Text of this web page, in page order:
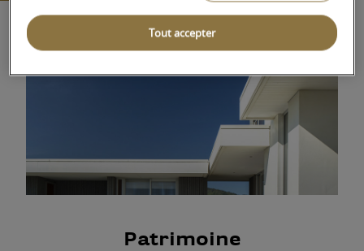
Patrimoine
Tout accepter